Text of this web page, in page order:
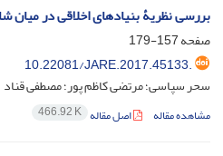
بررسی نظریۀ‌ بنیادهای اخلاقی در
صفحه157-179
10.22081/JARE.2017.45133.
سحر سپاسی؛ مرتضی کاظم پور؛ مصطفی قناد
مشاهده مقاله اصل مقاله 466.92 K